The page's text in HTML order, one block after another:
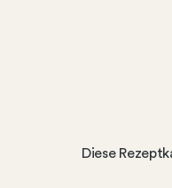
Diese